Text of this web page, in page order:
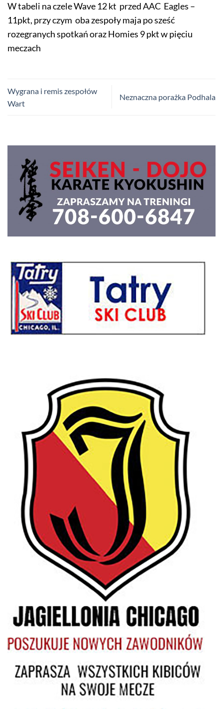
W tabeli na czele Wave 12 kt przed AAC Eagles –
11pkt, przy czym oba zespoły maja po sześć
rozegranych spotkań oraz Homies 9 pkt w pięciu
meczach
Wygrana i remis zespołów
Wart
Neznaczna porażka Podhala